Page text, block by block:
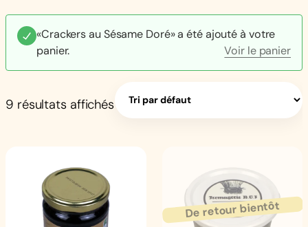
«Crackers au Sésame Doré» a été ajouté à votre
panier.
Voir le panier
9 résultats affichés